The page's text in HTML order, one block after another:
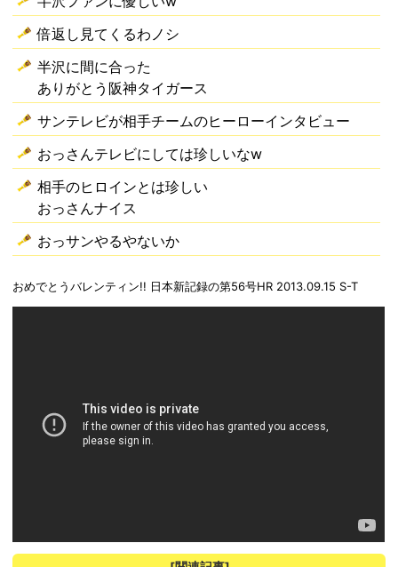
倍返し見てくるわノシ
半沢に間に合った
ありがとう阪神タイガース
サンテレビが相手チームのヒーローインタビュー
おっさんテレビにしては珍しいなw
相手のヒロインとは珍しい
おっさんナイス
おっサンやるやないか
おめでとうバレンティン!! 日本新記録の第56号HR 2013.09.15 S-T